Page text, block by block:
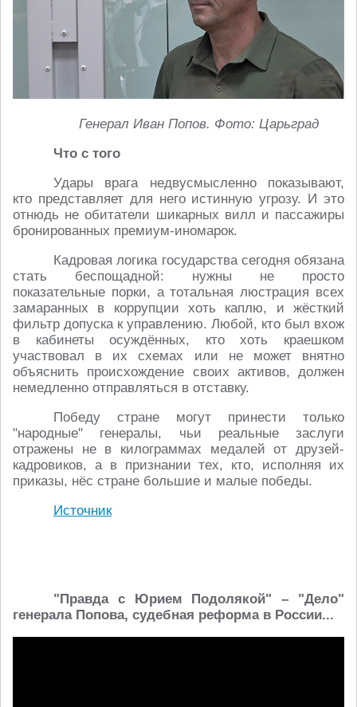
Генерал Иван Попов. Фото: Царьград
Что с того
Удары врага недвусмысленно показывают,
кто представляет для него истинную угрозу. И это
отнюдь не обитатели шикарных вилл и пассажиры
бронированных премиум-иномарок.
Кадровая логика государства сегодня обязана
стать беспощадной: нужны не просто
показательные порки, а тотальная люстрация всех
замаранных в коррупции хоть каплю, и жёсткий
фильтр допуска к управлению. Любой, кто был вхож
в кабинеты осуждённых, кто хоть краешком
участвовал в их схемах или не может внятно
объяснить происхождение своих активов, должен
немедленно отправляться в отставку.
Победу стране могут принести только
"народные" генералы, чьи реальные заслуги
отражены не в килограммах медалей от друзей-
кадровиков, а в признании тех, кто, исполняя их
приказы, нёс стране большие и малые победы.
Источник
"Правда с Юрием Подолякой" – "Дело"
генерала Попова, судебная реформа в России...